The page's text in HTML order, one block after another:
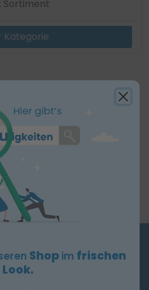
Sortiment
Kategorie
Hier gibt’s
Shop im frischen
Look.